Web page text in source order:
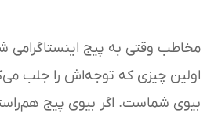
مخاطب وقتی به پیج اینستاگرامی
اولین چیزی که توجه‌اش را جلب
بیوی شماست. اگر بیوی پیج